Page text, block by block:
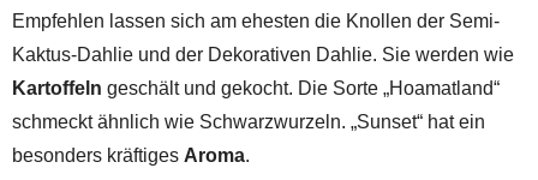
Empfehlen lassen sich am ehesten die Knollen der Semi-
Kaktus-Dahlie und der Dekorativen Dahlie. Sie werden wie
Kartoffeln geschält und gekocht. Die Sorte „Hoamatland“
schmeckt ähnlich wie Schwarzwurzeln. „Sunset“ hat ein
besonders kräftiges Aroma.